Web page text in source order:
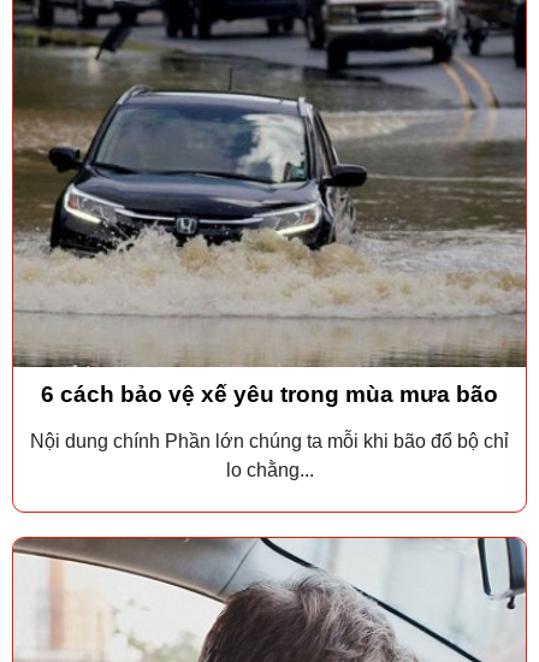
6 cách bảo vệ xế yêu trong mùa mưa bão
Nội dung chính Phần lớn chúng ta mỗi khi bão đổ bộ chỉ
lo chằng...